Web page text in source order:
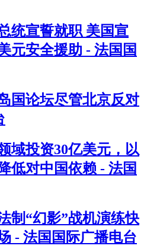
统宣誓就职 美国宣
元安全援助 - 法国国
国论坛尽管北京反对
域投资30亿美元，以
低对中国依赖 - 法国
制“幻影”战机演练快
- 法国国际广播电台